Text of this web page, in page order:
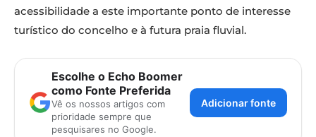
acessibilidade a este importante ponto de interesse
turístico do concelho e à futura praia fluvial.
Escolhe o Echo Boomer
como Fonte Preferida
Vê os nossos artigos com
prioridade sempre que
pesquisares no Google.
Adicionar fonte